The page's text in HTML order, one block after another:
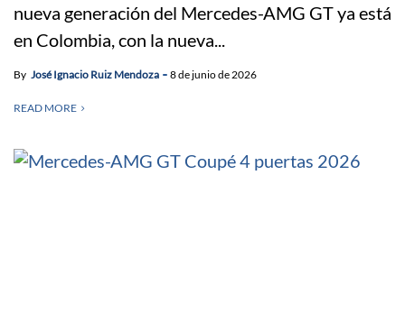
nueva generación del Mercedes-AMG GT ya está
en Colombia, con la nueva...
By José Ignacio Ruiz Mendoza 8 de junio de 2026
READ MORE